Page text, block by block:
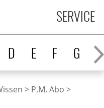
D E F G H
SERVICE
P.M. Abo